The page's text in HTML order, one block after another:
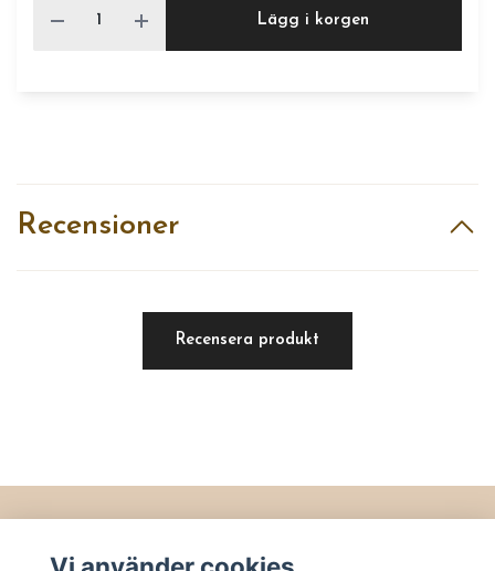
Lägg i korgen
Recensioner
Recensera produkt